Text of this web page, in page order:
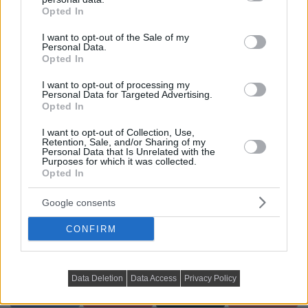
grant or deny consent to Google and its third-party tags to
use your data for below specified purposes in below Google
consent section.
Opted In
I want to opt-out of the Sale of my
Personal Data.
Opted In
I want to opt-out of processing my
Personal Data for Targeted Advertising.
Opted In
I want to opt-out of Collection, Use,
Retention, Sale, and/or Sharing of my
Personal Data that Is Unrelated with the
Purposes for which it was collected.
Opted In
Google consents
CONFIRM
Data Deletion Data Access Privacy Policy
Kedveled a Lakbermagazint? Állítsd be itt, hogy előrébb
jelenjenek meg cikkeink a Google-találataidban.
címkék: cégajánló
textil
tone in tone
február 19, 2021 - Frissítve április 3, 2021
Lakberendezés trendMagazin